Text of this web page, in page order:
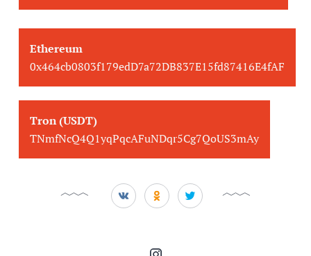
Ethereum
0x464cb0803f179edD7a72DB837E15fd87416E4fAF
Tron (USDT)
TNmfNcQ4Q1yqPqcAFuNDqr5Cg7QoUS3mAy